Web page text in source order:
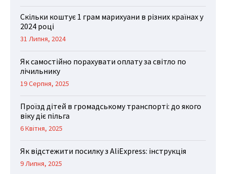
Скільки коштує 1 грам марихуани в різних країнах у
2024 році
31 Липня, 2024
Як самостійно порахувати оплату за світло по
лічильнику
19 Серпня, 2025
Проїзд дітей в громадському транспорті: до якого
віку діє пільга
6 Квітня, 2025
Як відстежити посилку з AliExpress: інструкція
9 Липня, 2025